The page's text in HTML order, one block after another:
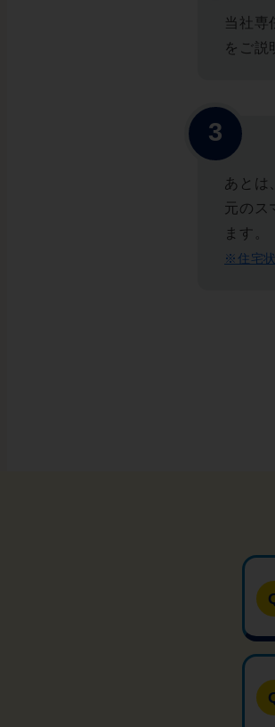
当社専
をご説
あとは
元のス
ます。
※住宅